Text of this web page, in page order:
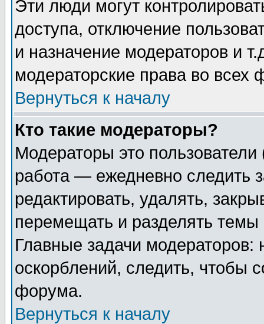
Эти люди могут
доступа, отключение
и назначение модераторов и
модераторские права во всех
Вернуться к началу
Кто такие модераторы?
Модераторы это
работа — ежедневно следить
редактировать, удалять,
перемещать и разделять
Главные задачи
оскорблений, следить, чтобы
форума.
Вернуться к началу